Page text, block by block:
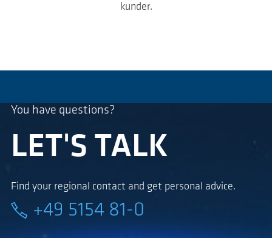
kunder.
You have questions?
LET'S TALK
Find your regional contact and get personal advice.
+49 5154 81-0